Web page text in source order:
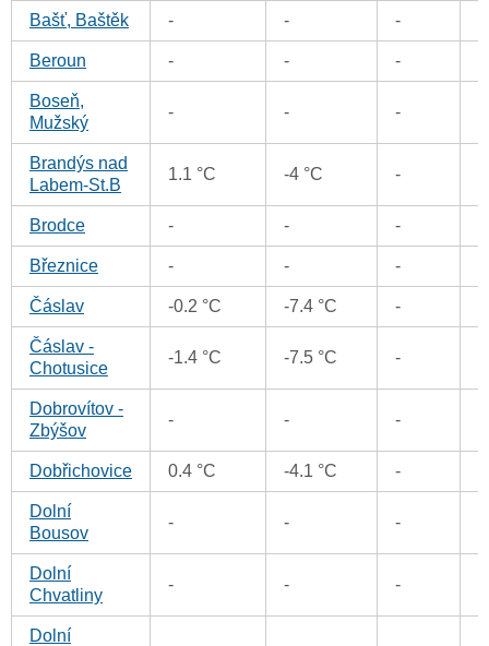
Bašť, Baštěk - - -
Beroun - - -
Boseň,
Mužský
- - -
Brandýs nad
Labem-St.B
1.1 °C -4 °C -
Brodce - - -
Březnice - - -
Čáslav -0.2 °C -7.4 °C -
Čáslav -
Chotusice
-1.4 °C -7.5 °C -
Dobrovítov -
Zbýšov
- - -
Dobřichovice 0.4 °C -4.1 °C -
Dolní
Bousov
- - -
Dolní
Chvatliny
- - -
Dolní